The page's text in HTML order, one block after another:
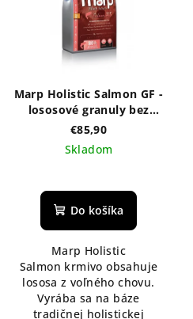
Marp Holistic Salmon GF -
lososové granuly bez
obilnín 12kg
€85,90
Skladom
hodnotenie
produktu
z
5
hviezdičiek.
Do košíka
Marp Holistic
Salmon krmivo obsahuje
lososa z voľného chovu.
Vyrába sa na báze
tradičnej holistickej